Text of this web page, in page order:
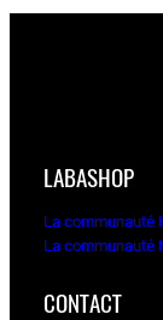
LABASHOP
La communauté
La communauté
CONTACT